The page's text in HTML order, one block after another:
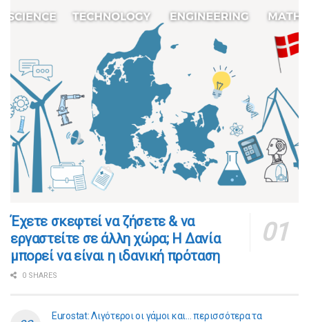
​​Έχετε σκεφτεί να ζήσετε & να
εργαστείτε σε άλλη χώρα; Η Δανία
μπορεί να είναι η ιδανική πρόταση
0 SHARES
Eurostat: Λιγότεροι οι γάμοι και… περισσότερα τα